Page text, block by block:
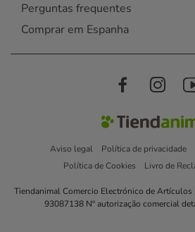
Perguntas frequentes
Comprar em Espanha
Aviso legal Política de privacidade
Política de Cookies
Livro de
Tiendanimal Comercio Electrónico de Artículos
93087138 Nº autorização comercial